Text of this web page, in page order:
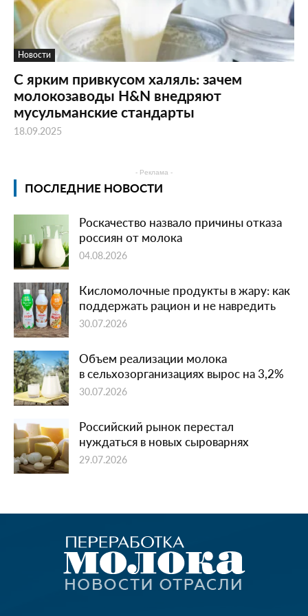
Новости
С ярким привкусом халяль: зачем
молокозаводы H&N внедряют
мусульманские стандарты
18.09.2025
- Реклама -
ПОСЛЕДНИЕ НОВОСТИ
Роскачество назвало причины отказа
россиян от молока
04.08.2026
Кисломолочные продукты в жару: как
поддержать рацион и не навредить
30.07.2026
Объем реализации молока
в сельхозорганизациях вырос на 3,2%
30.07.2026
Российский рынок перестал
нуждаться в новых сыроварнях
29.07.2026